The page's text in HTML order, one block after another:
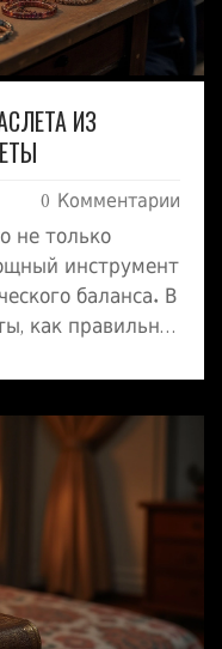
ИЗ
0 Комментарии
не только
инструмент
баланса. В
как правильно
свои
турмалина и
его ношения.
советов
уникального